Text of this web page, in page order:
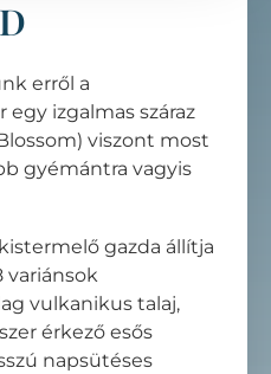
erről a
izgalmas száraz
viszont most
gyémántra vagyis
gazda állítja
variánsok
vulkanikus talaj,
érkező esős
napsütéses